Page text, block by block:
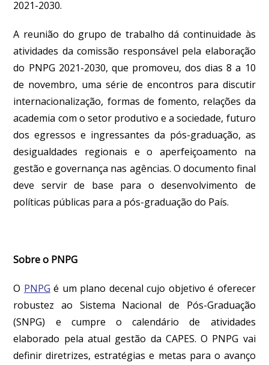
2021-2030.
A reunião do grupo de trabalho dá continuidade às
atividades da comissão responsável pela elaboração
do PNPG 2021-2030, que promoveu, dos dias 8 a 10
de novembro, uma série de encontros para discutir
internacionalização, formas de fomento, relações da
academia com o setor produtivo e a sociedade, futuro
dos egressos e ingressantes da pós-graduação, as
desigualdades regionais e o aperfeiçoamento na
gestão e governança nas agências. O documento final
deve servir de base para o desenvolvimento de
políticas públicas para a pós-graduação do País.
Sobre o PNPG
O PNPG é um plano decenal cujo objetivo é oferecer
robustez ao Sistema Nacional de Pós-Graduação
(SNPG) e cumpre o calendário de atividades
elaborado pela atual gestão da CAPES. O PNPG vai
definir diretrizes, estratégias e metas para o avanço